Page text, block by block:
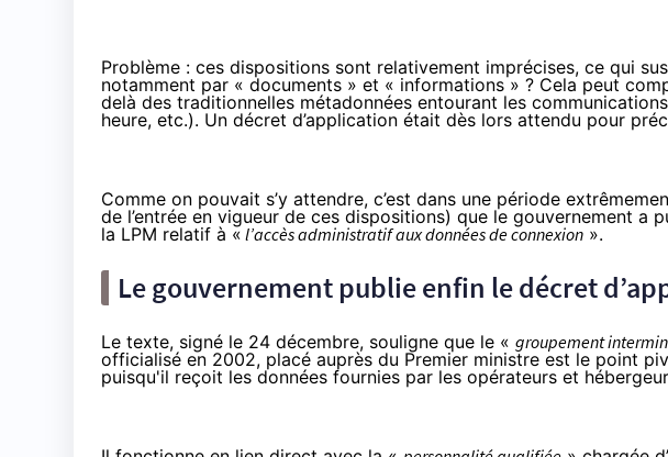
Problème : ces dispositions sont relativement imprécises, ce qui
notamment par « documents » et « informations » ? Cela peut
delà des traditionnelles métadonnées entourant les
heure, etc.). Un décret d’application était dès lors attendu pour
Comme on pouvait s’y attendre, c’est dans une période
de l’entrée en vigueur de ces dispositions) que le gouvernement a
la LPM relatif à « l’accès administratif aux données de connexion ».
Le gouvernement publie enfin le décret
Le texte, signé le 24 décembre, souligne que le « groupement
officialisé en 2002, placé auprès du Premier ministre est le point
puisqu'il reçoit les données fournies par les opérateurs et